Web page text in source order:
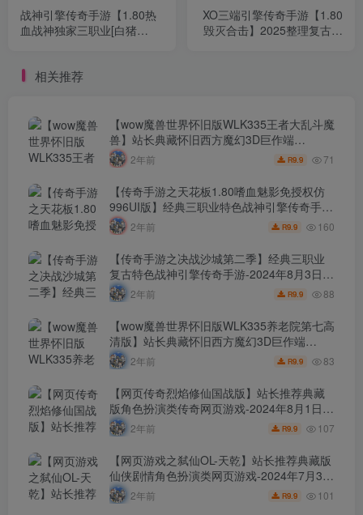
战神引擎传奇手游【1.80热
血战神独家三职业[白猪
大陆【站长亲测】
XO三端引擎传奇手游【1.80
毁灭合击】2025整理复古服
相关推荐
【wow魔兽世界怀旧版WLK335王者大乱斗魔
兽】站长典藏怀旧西方魔幻3D巨作端
游-2024年8月5日最新打包Win服务端源码视
频架设教程-网页注册-GM指令教程-完整PC
客户端！
2年前 R9.9 71
【传奇手游之天花板1.80嗜血魅影免授权仿
996UI版】经典三职业特色战神引擎传奇手
游-2024年8月4日最新打包Win服务端源码视
频架设教程-新版多功能GM授权后台-GM直
冲网页后台-安卓苹果IOS双端版本！
2年前 R9.9 160
【传奇手游之决战沙城第二季】经典三职业
复古特色战神引擎传奇手游-2024年8月3日最
新打包Win服务端源码视频架设教程-神域之
路-神魔祭坛-暗黑深渊-新版GM多功能网页授
权物品后台-GM直冲网页后台-安卓苹果IOS
双端版本！
2年前 R9.9 88
【wow魔兽世界怀旧版WLK335养老院第七高
清版】站长典藏怀旧西方魔幻3D巨作端
游-2024年8月2日最新打包Win服务端源码视
频架设教程-网页注册-GM指令教程-完整PC
客户端！
2年前 R9.9 83
【网页传奇烈焰修仙国战版】站长推荐典藏
版角色扮演类传奇网页游戏-2024年8月1日最
新打包Wn服务端源码视频架设教程-功勋-心
法-灵阵-灵兽系统-三国系统-擂台系统-人物修
仙系统-配套GM工具！
2年前 R9.9 107
【网页游戏之弑仙OL-天乾】站长推荐典藏版
仙侠剧情角色扮演类网页游戏-2024年7月31
日最新打包Wn服务端源码视频架设教程-GM
工具-详细外网教程！
2年前 R9.9 101